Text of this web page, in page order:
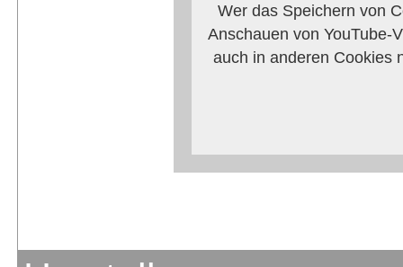
Wer das Speichern von
Anschauen von YouTube-
auch in anderen Cookies